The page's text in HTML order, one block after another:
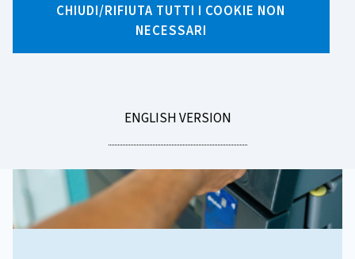
CHIUDI/RIFIUTA TUTTI I COOKIE NON
NECESSARI
GO
ENGLISH VERSION